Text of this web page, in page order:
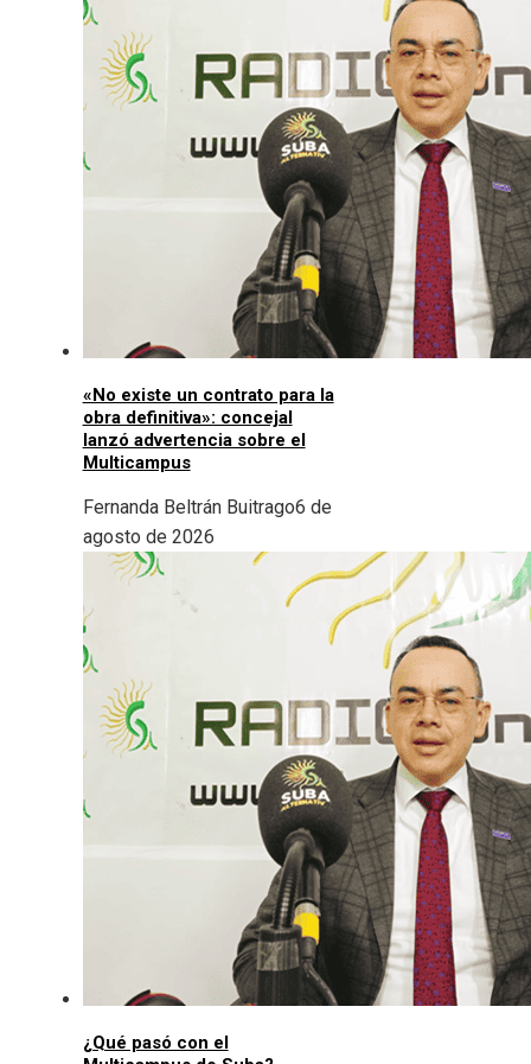
«No existe un contrato para la
obra definitiva»: concejal
lanzó advertencia sobre el
Multicampus
Fernanda Beltrán Buitrago6 de
agosto de 2026
¿Qué pasó con el